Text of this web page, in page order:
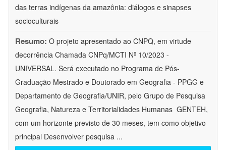
das terras indígenas da amazônia: diálogos e sinapses
socioculturais
Resumo: O projeto apresentado ao CNPQ, em virtude
decorrência Chamada CNPq/MCTI Nº 10/2023 -
UNIVERSAL. Será executado no Programa de Pós-
Graduação Mestrado e Doutorado em Geografia - PPGG e
Departamento de Geografia/UNIR, pelo Grupo de Pesquisa
Geografia, Natureza e Territorialidades Humanas  GENTEH,
com um horizonte previsto de 30 meses, tem como objetivo
principal Desenvolver pesquisa ...